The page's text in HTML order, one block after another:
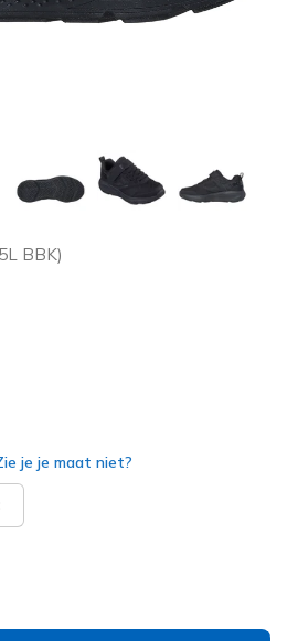
BBK)
je je maat niet?